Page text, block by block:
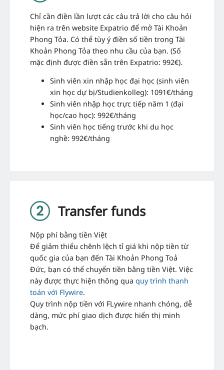
Chỉ cần điền lần lượt các câu trả lời cho câu hỏi
hiện ra trên website Expatrio để mở Tài Khoản
Phong Tỏa. Có thể tùy ý điền số tiền trong Tài
Khoản Phong Tỏa theo nhu cầu của bạn. (Số
mặc định được điền sẵn trên Expatrio: 992€).
Sinh viên xin nhập học đại học (sinh viên
xin học dự bị/Studienkolleg): 1091€/tháng
Sinh viên nhập học trực tiếp năm 1 (đại
học/cao học): 992€/tháng
Sinh viên học tiếng trước khi du học
nghề: 992€/tháng
Transfer funds
Nộp phí bằng tiền Việt
Để giảm thiểu chênh lệch tỉ giá khi nộp tiền từ
quốc gia của bạn đến Tài Khoản Phong Toả
Đức, bạn có thể chuyển tiền bằng tiền Việt. Việc
này được thực hiện thông qua quy trình thanh
toán với Flywire.
Quy trình nộp tiền với FLywire nhanh chóng, dễ
dàng, mức phí giao dịch được hiển thị minh
bạch.